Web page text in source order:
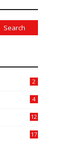
2
4
12
17